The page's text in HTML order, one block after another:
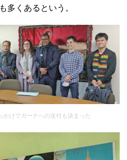
多くあるという。
かけでガーナへの送付も決まった